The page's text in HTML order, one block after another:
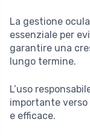
La gestione
essenziale per
garantire una
lungo termine.
L’uso
importante
e efficace.